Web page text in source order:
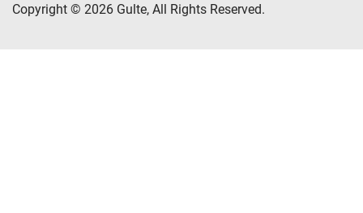
Copyright © 2026 Gulte, All Rights Reserved.